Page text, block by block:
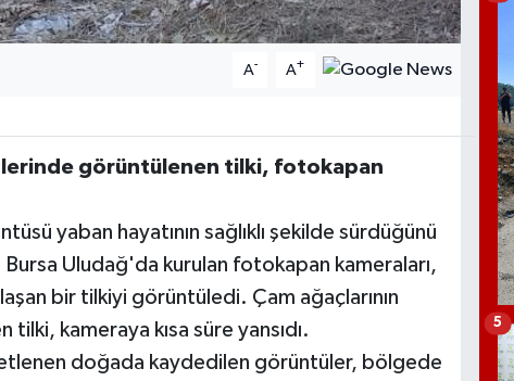
A- A+
görüntülenen tilki, fotokapan
yaban hayatının sağlıklı şekilde sürdüğünü
Uludağ'da kurulan fotokapan kameraları,
bir tilkiyi görüntüledi. Çam ağaçlarının
tilki, kameraya kısa süre yansıdı.
doğada kaydedilen görüntüler, bölgede
5